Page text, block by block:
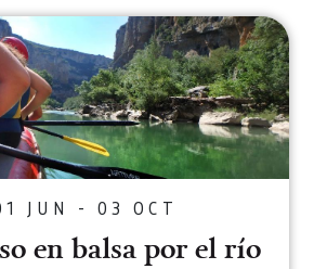
Descenso en balsa por el río
JUN - 03 OCT
en balsa por el río